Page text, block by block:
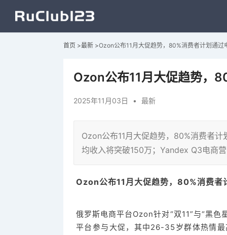
首页 >最新 >Ozon公布11月大促趋势，80%消费者计划通过
Ozon公布11月大促趋势，
2025年11月03日 • 最新
Ozon公布11月大促趋势，80%消费者
均收入将突破150万；Yandex Q3电商
Ozon公布11月大促趋势，80%消费者
俄罗斯电商平台Ozon针对“双11”与“黑
平台参与大促，其中26-35岁群体热情